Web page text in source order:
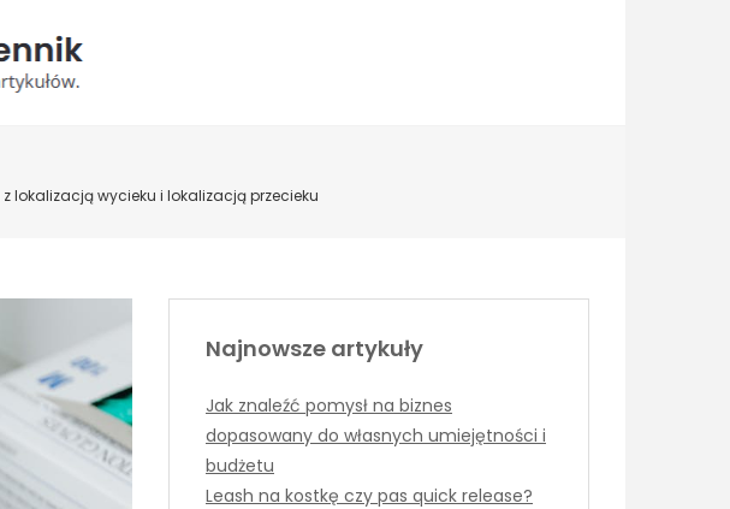
lokalizacją wycieku i lokalizacją przecieku
Najnowsze artykuły
Jak znaleźć pomysł na biznes
dopasowany do własnych umiejętności i
budżetu
Leash na kostkę czy pas quick release?